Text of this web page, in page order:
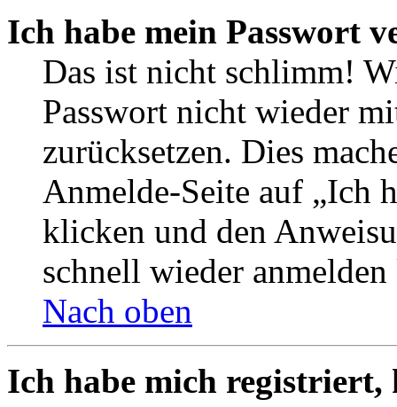
Ich habe mein Passwort
Das ist nicht schlimm!
Passwort nicht wieder
zurücksetzen. Dies
Anmelde-Seite auf „Ich
klicken und den
schnell wieder
Nach oben
Ich habe mich